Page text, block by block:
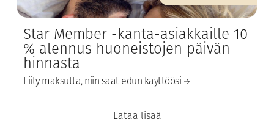
Star Member -kanta-asiakkaille 10
% alennus huoneistojen päivän
hinnasta
Liity maksutta, niin saat edun käyttöösi
Lataa lisää